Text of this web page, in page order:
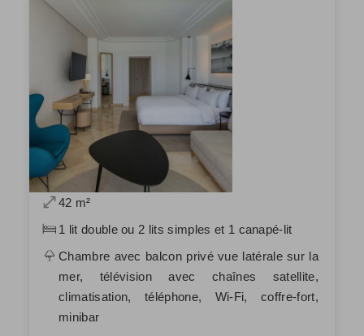
42 m²
1 lit double ou 2 lits simples et 1 canapé-lit
Chambre avec balcon privé vue latérale sur la
mer, télévision avec chaînes satellite,
climatisation, téléphone, Wi-Fi, coffre-fort,
minibar